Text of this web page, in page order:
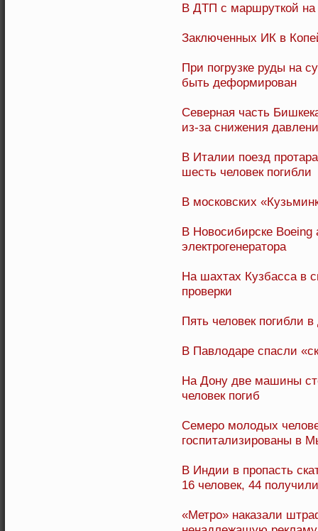
В ДТП с маршруткой на
Заключенных ИК в
При погрузке руды на
быть деформирован
Северная часть
из-за снижения
В Италии поезд
шесть человек погибли
В московских
В Новосибирске Boeing
электрогенератора
На шахтах Кузбасса в
проверки
Пять человек погибли
В Павлодаре спасли
На Дону две машины
человек погиб
Семеро молодых
госпитализированы в
В Индии в пропасть
16 человек, 44
«Метро» наказали